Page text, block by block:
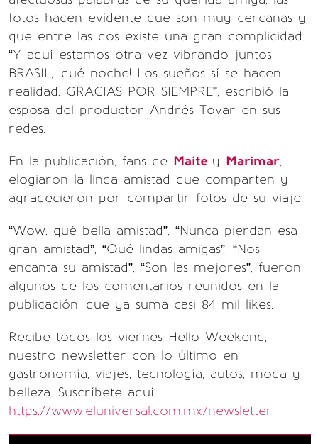
fotos hacen evidente que son muy cercanas y
que entre las dos existe una gran complicidad.
“Y aquí estamos otra vez vibrando juntos
BRASIL, ¡qué noche! Los sueños sí se hacen
realidad. GRACIAS POR SIEMPRE”, escribió la
esposa del productor Andrés Tovar en sus
redes.
En la publicación, fans de Maite y Marimar,
elogiaron la linda amistad que comparten y
agradecieron por compartir fotos de su viaje.
“Wow, qué bella amistad”, “Nunca pierdan esa
gran amistad”, “Qué lindas amigas”, “Nos
encanta su amistad”, “Son las mejores”, fueron
algunos de los comentarios reunidos en la
publicación, que ya suma casi 84 mil likes.
Recibe todos los viernes Hello Weekend,
nuestro newsletter con lo último en
gastronomía, viajes, tecnología, autos, moda y
belleza. Suscríbete aquí:
https://www.eluniversal.com.mx/newsletter